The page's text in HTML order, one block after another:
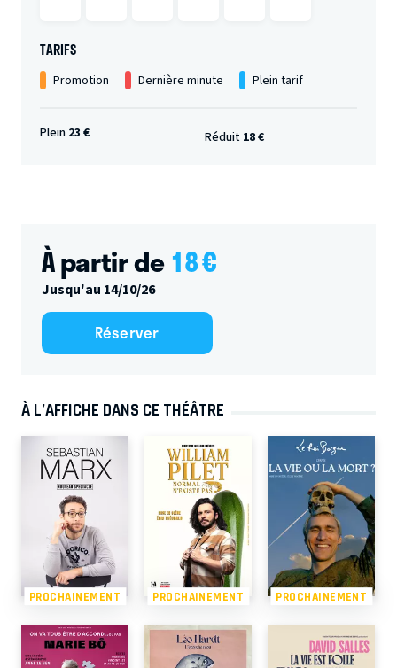
TARIFS
Promotion Dernière minute Plein tarif
Plein 23 € Réduit 18 €
À partir de18€
Jusqu'au 14/10/26
Réserver
À L’AFFICHE DANS CE THÉÂTRE
PROCHAINEMENT PROCHAINEMENT PROCHAINEMENT